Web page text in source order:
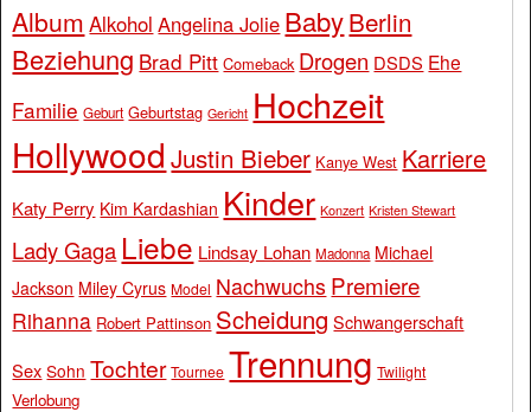
Album Alkohol Angelina Jolie BabyBerlin
Beziehung Brad Pitt Comeback Drogen DSDS Ehe
Familie Geburt Geburtstag Gericht Hochzeit
Hollywood Justin Bieber Kanye West Karriere
Katy Perry Kim Kardashian Kinder Konzert Kristen Stewart
Lady Gaga Liebe Lindsay Lohan Madonna Michael
Jackson Miley Cyrus Model Nachwuchs Premiere
Rihanna Robert Pattinson Scheidung Schwangerschaft
Sex Sohn Tochter Tournee Trennung Twilight
Verlobung